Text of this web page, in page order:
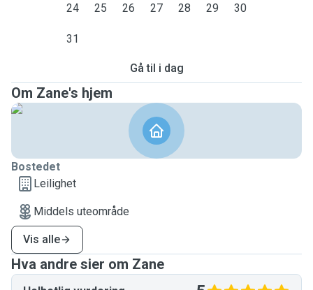
24 25 26 27 28 29 30
31
Gå til i dag
Om Zane's hjem
Bostedet
Leilighet
Middels uteområde
Vis alle
Hva andre sier om Zane